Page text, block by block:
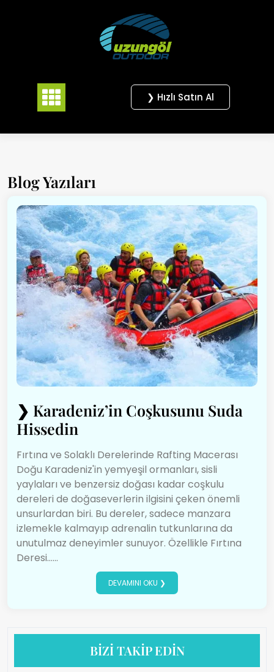
❯ Hızlı Satın Al
Blog Yazıları
❯ Karadeniz’in Coşkusunu Suda
Hissedin
Fırtına ve Solaklı Derelerinde Rafting Macerası
Doğu Karadeniz'in yemyeşil ormanları, sisli
yaylaları ve benzersiz doğası kadar coşkulu
dereleri de doğaseverlerin ilgisini çeken önemli
unsurlardan biri. Bu dereler, sadece manzara
izlemekle kalmayıp adrenalin tutkunlarına da
unutulmaz deneyimler sunuyor. Özellikle Fırtına
Deresi…...
DEVAMINI OKU ❯
BİZİ TAKİP EDİN